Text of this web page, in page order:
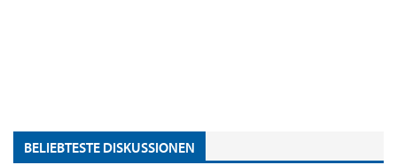
BELIEBTESTE DISKUSSIONEN